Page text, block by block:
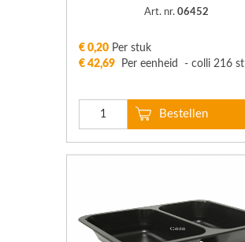
Art. nr. 06452
€ 0,20 Per stuk
€ 42,69 Per eenheid - colli 216 st